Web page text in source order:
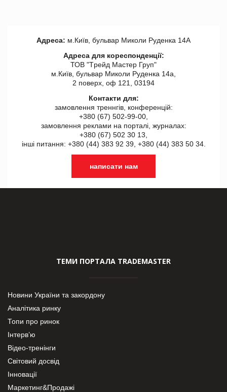
Адреса: м.Київ, бульвар Миколи Руденка 14А
Адреса для кореспонденції:
ТОВ "Tрейд Мастер Груп"
м.Київ, бульвар Миколи Руденка 14а,
2 поверх, оф 121, 03194
Контакти для:
замовлення треннгів, конференцій:
+380 (67) 502-99-00,
замовлення реклами на порталі, журналах:
+380 (67) 502 30 13,
інші питання: +380 (44) 383 92 39, +380 (44) 383 50 34.
написати нам
ТЕМИ ПОРТАЛА TRADEMASTER
Новини України та закордону
Аналітика ринку
Топи про ринок
Інтерв’ю
Відео-тренінги
Світовий досвід
Інновації
Маркетинг&Продажі